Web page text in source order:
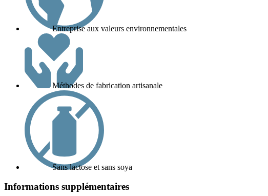
Entreprise aux valeurs environnementales
Méthodes de fabrication artisanale
Sans lactose et sans soya
Informations supplémentaires